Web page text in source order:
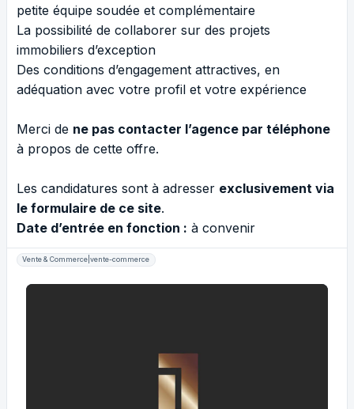
petite équipe soudée et complémentaire
La possibilité de collaborer sur des projets
immobiliers d’exception
Des conditions d’engagement attractives, en
adéquation avec votre profil et votre expérience
Merci de ne pas contacter l’agence par téléphone
à propos de cette offre.
Les candidatures sont à adresser exclusivement via
le formulaire de ce site.
Date d’entrée en fonction : à convenir
Vente & Commerce|vente-commerce